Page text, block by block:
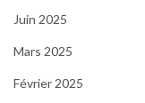
Juin 2025
Mars 2025
Février 2025